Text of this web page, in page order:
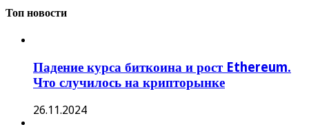
Топ новости
Падение курса биткоина и рост Ethereum.
Что случилось на крипторынке
26.11.2024